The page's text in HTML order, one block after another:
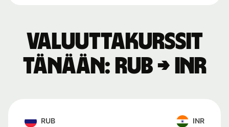
Valuuttakurssit
tänään: RUB → INR
RUB INR